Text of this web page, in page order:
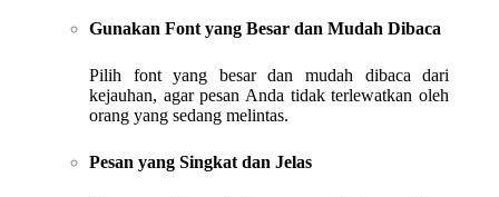
Gunakan Font yang Besar dan Mudah Dibaca
Pilih font yang besar dan mudah dibaca dari
kejauhan, agar pesan Anda tidak terlewatkan oleh
orang yang sedang melintas.
Pesan yang Singkat dan Jelas